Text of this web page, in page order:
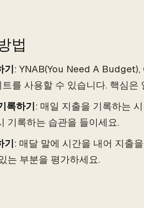
법
기: YNAB(You Need A
를 사용할 수 있습니다. 핵심은
록하기: 매일 지출을 기록하는
기록하는 습관을 들이세요.
기: 매달 말에 시간을 내어 지출
는 부분을 평가하세요.